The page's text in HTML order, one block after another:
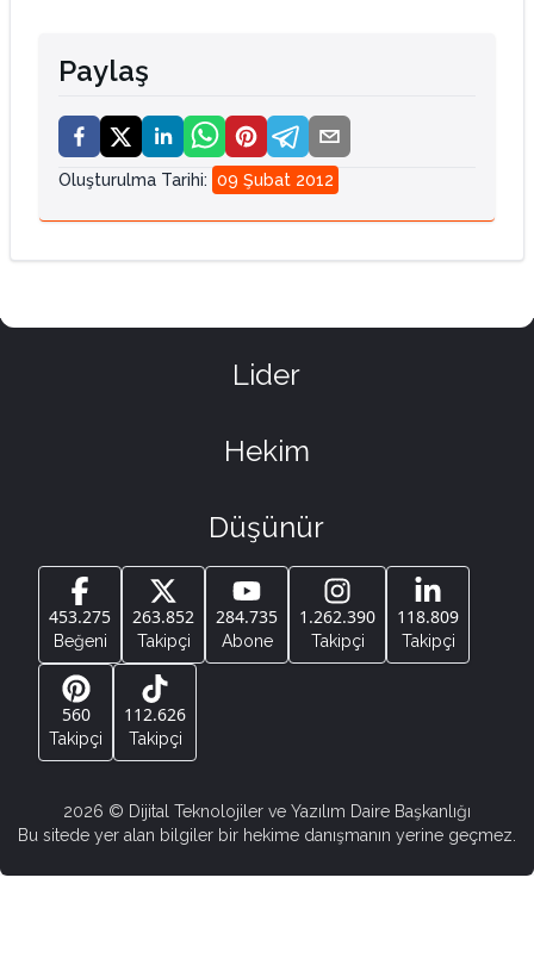
Paylaş
Oluşturulma Tarihi: 09 Şubat 2012
Lider
Hekim
Düşünür
453.275
Beğeni
263.852
Takipçi
284.735
Abone
1.262.390
Takipçi
118.809
Takipçi
560
Takipçi
112.626
Takipçi
2026 © Dijital Teknolojiler ve Yazılım Daire Başkanlığı
Bu sitede yer alan bilgiler bir hekime danışmanın yerine geçmez.